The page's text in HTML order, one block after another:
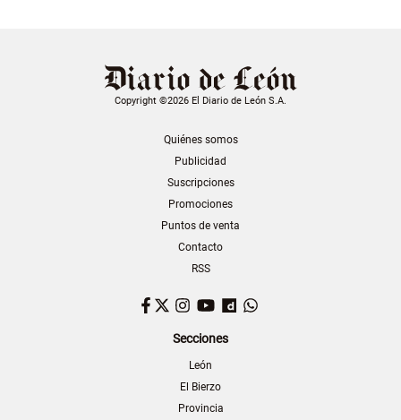
Copyright ©2026 El Diario de León S.A.
Quiénes somos
Publicidad
Suscripciones
Promociones
Puntos de venta
Contacto
RSS
Facebook
TwitterInstagram
YouTubeDailymotion
Secciones
León
El Bierzo
Provincia